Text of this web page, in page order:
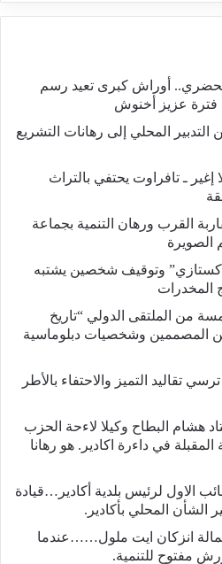
أوراش كبرى تعيد رسم
عزيز أخنوش
المحلي إلى رهانات التشريع
إغير ـ تافراوت يحتفي بالتراث
القرب ورهان التنمية بجماعة
الصويرة
7300 قرص “إكستازي” وتوقيف شخصين يشتبه
المخدرات
من الملتقى الدولي “تاريخ
المصممين وشخصيات دبلوماسية
تقاليد التميز والاحتفاء بالأطر
هشام البطاح وكيلا لاءحة الحزب
في داءرة اكادير. هو رهانا
الاول لرئيس بلدية أكادير…قيادة
الشأن المحلي بأكادير.
انزكان ايت ملول……عندما
ورش مفتوح للتنمية.